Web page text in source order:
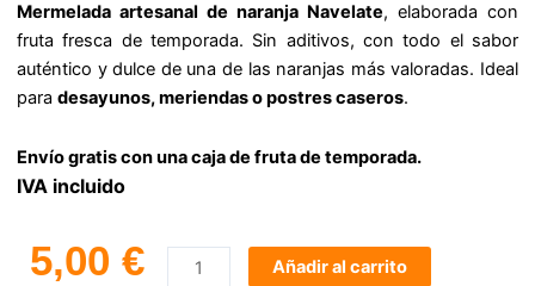
Mermelada artesanal de naranja Navelate, elaborada con
fruta fresca de temporada. Sin aditivos, con todo el sabor
auténtico y dulce de una de las naranjas más valoradas. Ideal
para desayunos, meriendas o postres caseros.
Envío gratis con una caja de fruta de temporada.
IVA incluido
5,00 € Añadir al carrito